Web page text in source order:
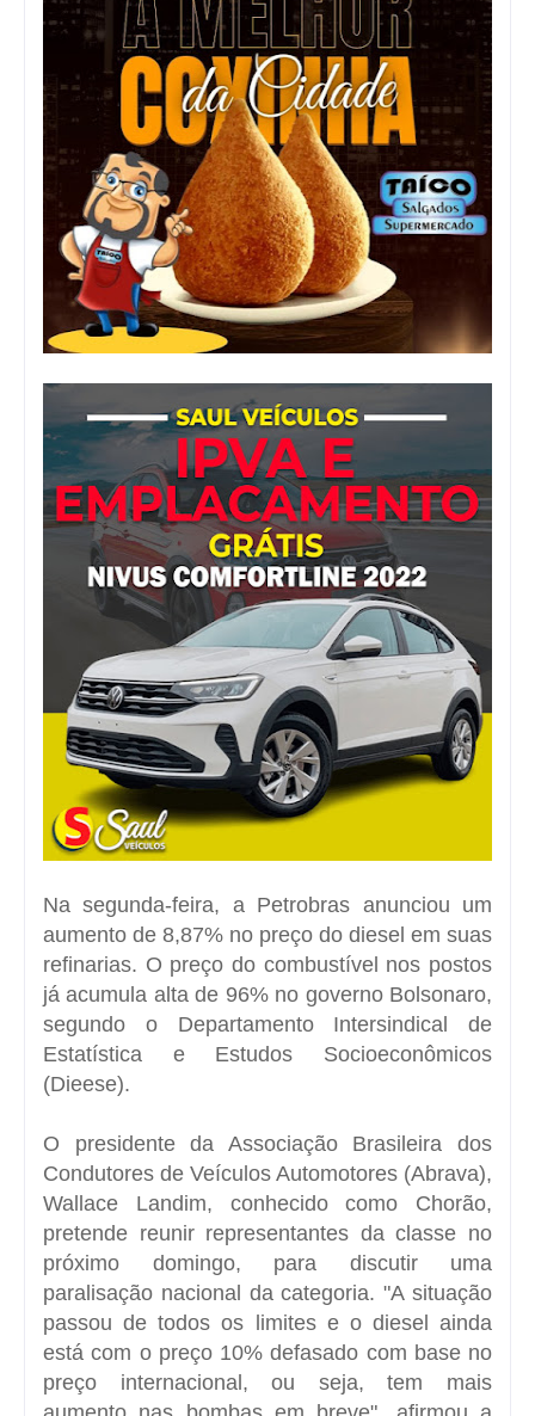
Na segunda-feira, a Petrobras anunciou um
aumento de 8,87% no preço do diesel em suas
refinarias. O preço do combustível nos postos
já acumula alta de 96% no governo Bolsonaro,
segundo o Departamento Intersindical de
Estatística e Estudos Socioeconômicos
(Dieese).
O presidente da Associação Brasileira dos
Condutores de Veículos Automotores (Abrava),
Wallace Landim, conhecido como Chorão,
pretende reunir representantes da classe no
próximo domingo, para discutir uma
paralisação nacional da categoria. "A situação
passou de todos os limites e o diesel ainda
está com o preço 10% defasado com base no
preço internacional, ou seja, tem mais